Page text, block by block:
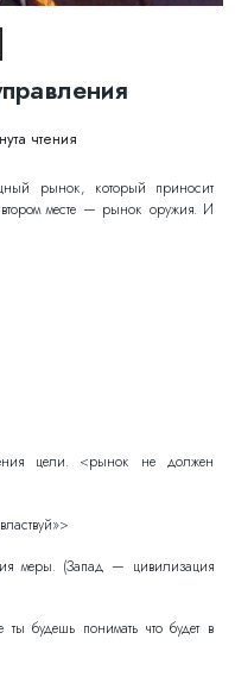
чтения
рынок, который приносит
месте — рынок оружия. И
цели. <рынок не должен
меры. (Запад — цивилизация
будешь понимать что будет в